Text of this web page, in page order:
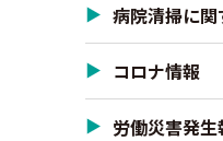
病院清掃に関
コロナ情報
労働災害発